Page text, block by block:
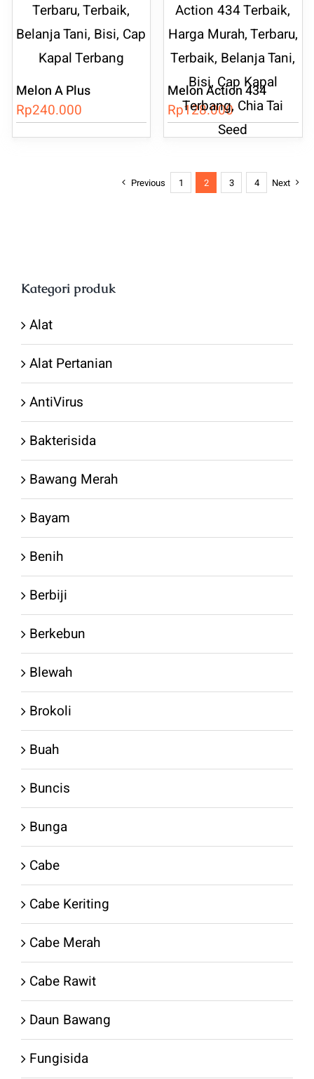
Melon A Plus
Rp240.000
Melon Action 434
Rp128.000
Previous 1 2 3 4 Next
Kategori produk
Alat
Alat Pertanian
AntiVirus
Bakterisida
Bawang Merah
Bayam
Benih
Berbiji
Berkebun
Blewah
Brokoli
Buah
Buncis
Bunga
Cabe
Cabe Keriting
Cabe Merah
Cabe Rawit
Daun Bawang
Fungisida